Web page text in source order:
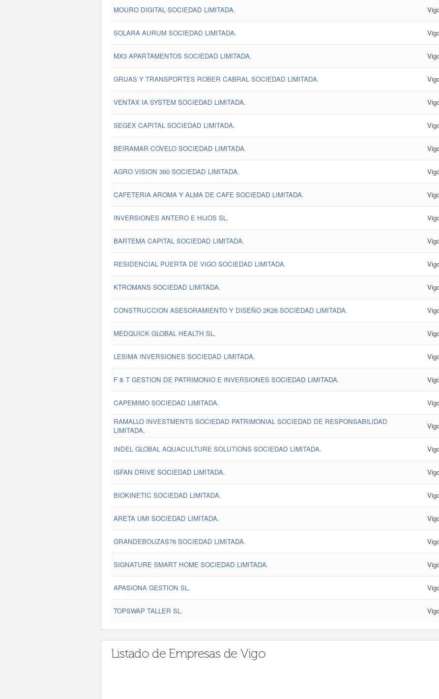
MOURO DIGITAL SOCIEDAD LIMITADA.
SOLARA AURUM SOCIEDAD LIMITADA.
MX3 APARTAMENTOS SOCIEDAD LIMITADA.
GRUAS Y TRANSPORTES ROBER CABRAL SOCIEDAD LIMITADA.
VENTAX IA SYSTEM SOCIEDAD LIMITADA.
SEGEX CAPITAL SOCIEDAD LIMITADA.
BEIRAMAR COVELO SOCIEDAD LIMITADA.
AGRO VISION 360 SOCIEDAD LIMITADA.
CAFETERIA AROMA Y ALMA DE CAFE SOCIEDAD LIMITADA.
INVERSIONES ANTERO E HIJOS SL.
BARTEMA CAPITAL SOCIEDAD LIMITADA.
RESIDENCIAL PUERTA DE VIGO SOCIEDAD LIMITADA.
KTROMANS SOCIEDAD LIMITADA.
CONSTRUCCION ASESORAMIENTO Y DISEÑO 2K26 SOCIEDAD LIMITADA.
MEDQUICK GLOBAL HEALTH SL.
LESIMA INVERSIONES SOCIEDAD LIMITADA.
F & T GESTION DE PATRIMONIO E INVERSIONES SOCIEDAD LIMITADA.
CAPEMIMO SOCIEDAD LIMITADA.
RAMALLO INVESTMENTS SOCIEDAD PATRIMONIAL SOCIEDAD DE RESPONSABILIDAD
LIMITADA.
INDEL GLOBAL AQUACULTURE SOLUTIONS SOCIEDAD LIMITADA.
ISFAN DRIVE SOCIEDAD LIMITADA.
BIOKINETIC SOCIEDAD LIMITADA.
ARETA UMI SOCIEDAD LIMITADA.
GRANDEBOUZAS76 SOCIEDAD LIMITADA.
SIGNATURE SMART HOME SOCIEDAD LIMITADA.
APASIONA GESTION SL.
TOPSWAP TALLER SL.
Listado de Empresas de Vigo